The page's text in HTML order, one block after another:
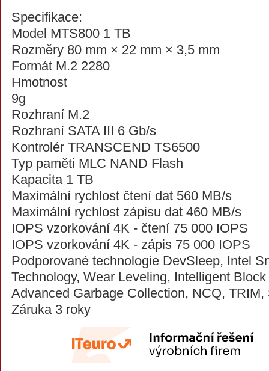
Specifikace:
Model MTS800 1 TB
Rozměry 80 mm × 22 mm × 3,5 mm
Formát M.2 2280
Hmotnost
9g
Rozhraní M.2
Rozhraní SATA III 6 Gb/s
Kontrolér TRANSCEND TS6500
Typ paměti MLC NAND Flash
Kapacita 1 TB
Maximální rychlost čtení dat 560 MB/s
Maximální rychlost zápisu dat 460 MB/s
IOPS vzorkování 4K - čtení 75 000 IOPS
IOPS vzorkování 4K - zápis 75 000 IOPS
Podporované technologie DevSleep, Intel
Technology, Wear Leveling, Intelligent
Advanced Garbage Collection, NCQ, TRIM,
Záruka 3 roky